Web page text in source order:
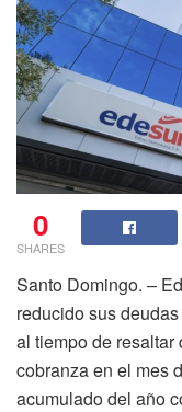
0
SHARES
Santo Domingo. –
reducido sus
al tiempo de
cobranza en el mes
acumulado del año